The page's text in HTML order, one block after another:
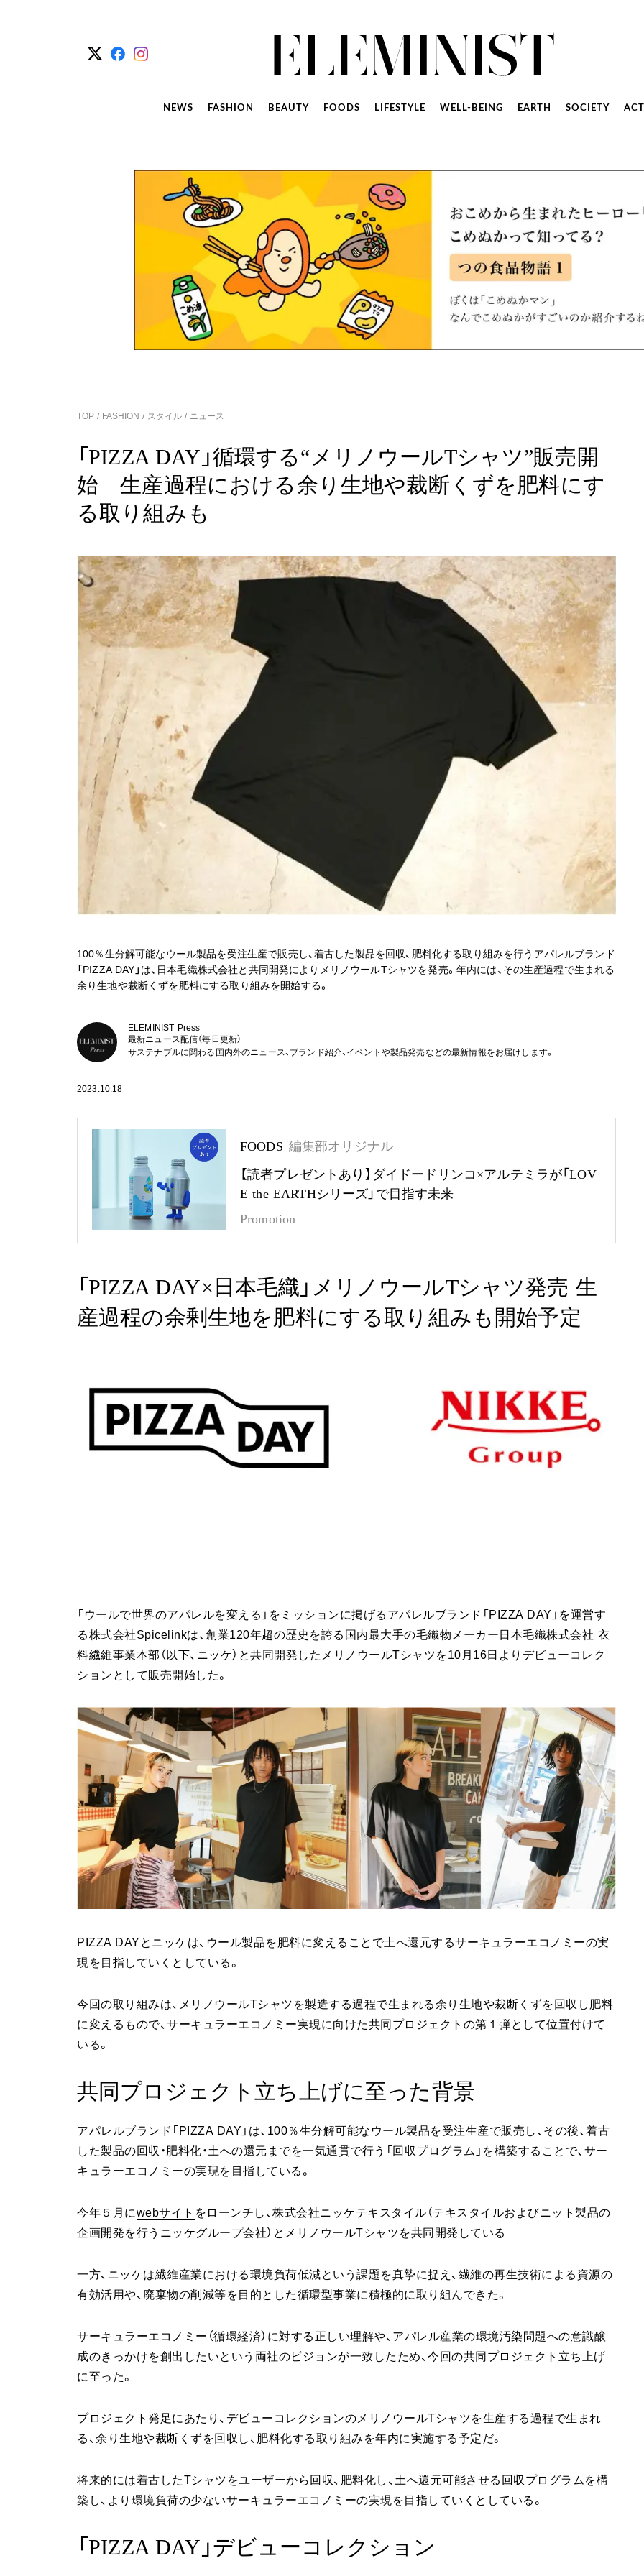
NEWS FASHION BEAUTY FOODS LIFESTYLE WELL-BEING EARTH SOCIETY
TOP FASHION スタイル ニュース
「PIZZA DAY」循環する“メリノウールTシャツ”販売開
始 生産過程における余り生地や裁断くずを肥料にす
る取り組みも
100％生分解可能なウール製品を受注生産で販売し、着古した製品を回収、肥料化する取り組みを行うアパレルブランド
「PIZZA DAY」は、日本毛織株式会社と共同開発によりメリノウールTシャツを発売。年内には、その生産過程で生まれる
余り生地や裁断くずを肥料にする取り組みを開始する。
ELEMINIST Press
最新ニュース配信（毎日更新）
サステナブルに関わる国内外のニュース、ブランド紹介、イベントや製品発売などの最新情報をお届けします。
2023.10.18
FOODS 編集部オリジナル
【読者プレゼントあり】ダイドードリンコ×アルテミラが「LOV
E the EARTHシリーズ」で目指す未来
Promotion
「PIZZA DAY×日本毛織」メリノウールTシャツ発売 生
産過程の余剰生地を肥料にする取り組みも開始予定
「ウールで世界のアパレルを変える」をミッションに掲げるアパレルブランド「PIZZA DAY」を運営す
る株式会社Spicelinkは、創業120年超の歴史を誇る国内最大手の毛織物メーカー日本毛織株式会社 衣
料繊維事業本部（以下、ニッケ）と共同開発したメリノウールTシャツを10月16日よりデビューコレク
ションとして販売開始した。
PIZZA DAYとニッケは、ウール製品を肥料に変えることで土へ還元するサーキュラーエコノミーの実
現を目指していくとしている。
今回の取り組みは、メリノウールTシャツを製造する過程で生まれる余り生地や裁断くずを回収し肥料
に変えるもので、サーキュラーエコノミー実現に向けた共同プロジェクトの第１弾として位置付けて
いる。
共同プロジェクト立ち上げに至った背景
アパレルブランド「PIZZA DAY」は、100％生分解可能なウール製品を受注生産で販売し、その後、着古
した製品の回収・肥料化・土への還元までを一気通貫で行う「回収プログラム」を構築することで、サー
キュラーエコノミーの実現を目指している。
今年５月にwebサイト をローンチし、株式会社ニッケテキスタイル（テキスタイルおよびニット製品の
企画開発を行うニッケグループ会社）とメリノウールTシャツを共同開発している
一方、ニッケは繊維産業における環境負荷低減という課題を真摯に捉え、繊維の再生技術による資源の
有効活用や、廃棄物の削減等を目的とした循環型事業に積極的に取り組んできた。
サーキュラーエコノミー（循環経済）に対する正しい理解や、アパレル産業の環境汚染問題への意識醸
成のきっかけを創出したいという両社のビジョンが一致したため、今回の共同プロジェクト立ち上げ
に至った。
プロジェクト発足にあたり、デビューコレクションのメリノウールTシャツを生産する過程で生まれ
る、余り生地や裁断くずを回収し、肥料化する取り組みを年内に実施する予定だ。
将来的には着古したTシャツをユーザーから回収、肥料化し、土へ還元可能させる回収プログラムを構
築し、より環境負荷の少ないサーキュラーエコノミーの実現を目指していくとしている。
「PIZZA DAY」デビューコレクション